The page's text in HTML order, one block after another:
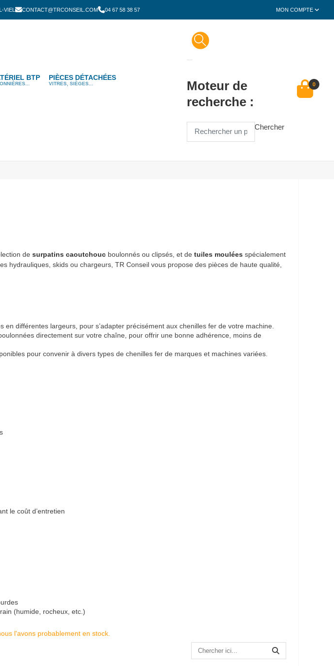
VIEL CONTACT@TRCONSEIL.COM 04 67 58 38 57 MON COMPTE
BTP PIÈCES DÉTACHÉES
VITRES, SIÈGES...
Moteur de
recherche :
Chercher
0
de surpatins caoutchouc boulonnés ou clipsés, et de tuiles moulées spécialement
hydrauliques, skids ou chargeurs, TR Conseil vous propose des pièces de haute qualité,
différentes largeurs, pour s’adapter précisément aux chenilles fer de votre machine.
directement sur votre chaîne, pour offrir une bonne adhérence, moins de
pour convenir à divers types de chenilles fer de marques et machines variées.
le coût d’entretien
(humide, rocheux, etc.)
l'avons probablement en stock.